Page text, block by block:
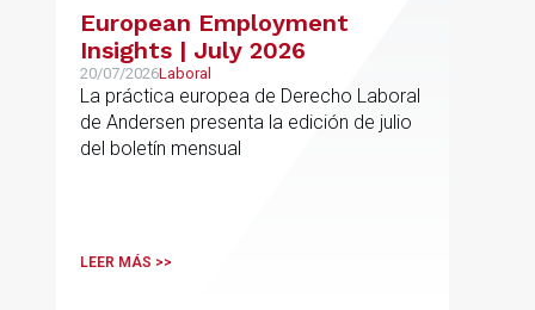
European Employment
Insights | July 2026
20/07/2026Laboral
La práctica europea de Derecho Laboral
de Andersen presenta la edición de julio
del boletín mensual
LEER MÁS >>